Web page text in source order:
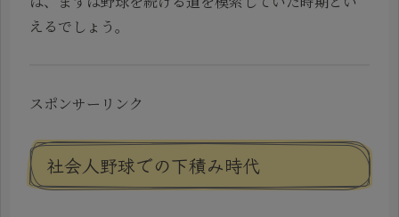
えるでしょう。
スポンサーリンク
社会人野球での下積み時代